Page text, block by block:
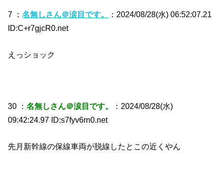
7 ：名無しさん＠涙目です。
：2024/08/28(水) 06:52:07.21
ID:C+r7gjcR0.net
えっショック
30 ：名無しさん＠涙目です。
：2024/08/28(水)
09:42:24.97 ID:s7fyv6rn0.net
先月新幹線の保線車両が脱線したとこの近くやん